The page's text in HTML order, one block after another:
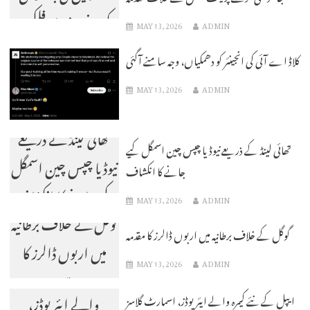
کرنے پر نیٹ فلکس
کے خلاف مقدمہ
MAY 13, 2026 ADMIN
کلاڈ اے آئی کی انجینئر کو دھمکیاں، وجہ سامنے آگئی
MAY 13, 2026 ADMIN
تھائی لینڈ کے ذریعے
نیوڈیا چپس چین اسمگل
کیے جانے کا انکشاف
تھائی لینڈ کے ذریعے نیوڈیا چپس چین اسمگل کیے
جانے کا انکشاف
MAY 13, 2026 ADMIN
گوگل کے خلاف برطانیہ
میں اربوں ڈالرز کا
مقدمہ
گوگل کے خلاف برطانیہ میں اربوں ڈالرز کا مقدمہ
MAY 13, 2026 ADMIN
ایپل کے نئے کیمرہ
والے ایئر پوڈز،
ایپل کے نئے کیمرہ والے ایئر پوڈز، اسمارٹ گلاسز